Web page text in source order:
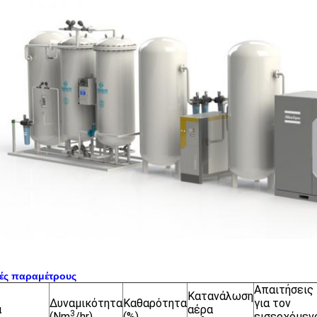
παραμέτρους
Δυναμικότητα
3
Καθαρότητα
Κατανάλωση
αέρα
Απαιτήσεις
για τον